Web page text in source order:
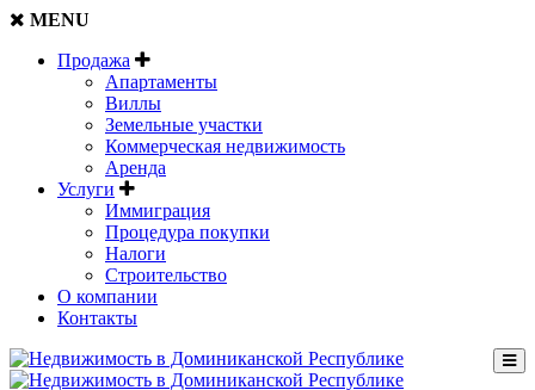
MENU
Продажа
Апартаменты
Виллы
Земельные участки
Коммерческая недвижимость
Аренда
Услуги
Иммиграция
Процедура покупки
Налоги
Строительство
О компании
Контакты